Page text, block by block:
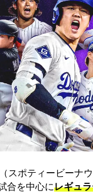
スポティービーナ
合を中心にレギュ